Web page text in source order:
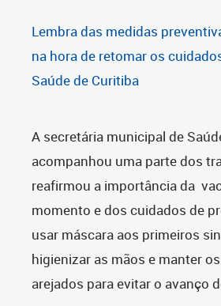
Lembra das medidas
na hora de retomar os
Saúde de Curitiba
A secretária municipal de
acompanhou uma parte dos
reafirmou a importância da
momento e dos cuidados de
usar máscara aos primeiros
higienizar as mãos e manter
arejados para evitar o avanço